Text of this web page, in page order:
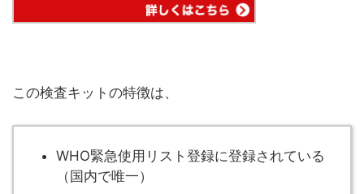
この検査キットの特徴は、
WHO緊急使用リスト登録に登録されている
（国内で唯一）